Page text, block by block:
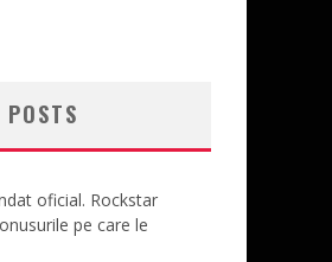
POSTS
oficial. Rockstar
pe care le